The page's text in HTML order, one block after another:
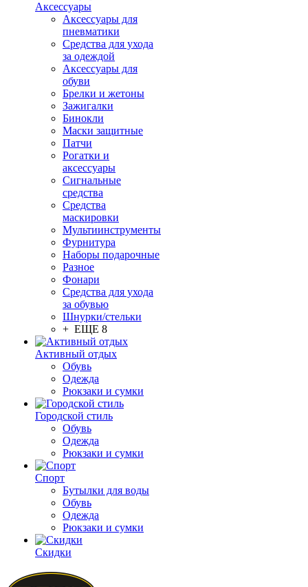
Аксессуары
Аксессуары для
пневматики
Средства для ухода
за одеждой
Аксессуары для
обуви
Брелки и жетоны
Зажигалки
Бинокли
Маски защитные
Патчи
Рогатки и
аксессуары
Сигнальные
средства
Средства
маскировки
Мультиинструменты
Фурнитура
Наборы подарочные
Разное
Фонари
Средства для ухода
за обувью
Шнурки/стельки
+ ЕЩЕ 8
Активный отдых
Обувь
Одежда
Рюкзаки и сумки
Городской стиль
Обувь
Одежда
Рюкзаки и сумки
Спорт
Бутылки для воды
Обувь
Одежда
Рюкзаки и сумки
Скидки